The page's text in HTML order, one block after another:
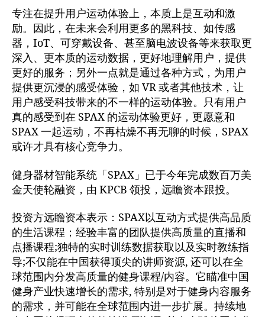
专注在提升用户运动体验上，本质上是互动和激
励。因此，在未来会利用更多的黑科技、如传感
器，IoT、可穿戴设备、甚至脑电波设备等来获取更
深入、更本质的运动数据，更好地理解用户，提供
更好的服务；另外一点就是通过各种方式，为用户
提供更沉浸的感受体验，如 VR 或者其他技术，让
用户感受科技带来的不一样的运动体验。只有用户
真的感受到在 SPAX 的运动体验更好，更愿意和
SPAX 一起运动，不再枯燥不再无聊的时候，SPAX
或许才具有核心竞争力。
健身器材智能系统「SPAX」已于今年完成数百万美
金天使轮融资，由 KPCB 领投，远瞻资本跟投。
投资方远瞻资本表示：SPAX以互动方式提供高品质
的生活课程；经验丰富的团队提供高质量的直播和
点播课程;独特的实时训练数据获取以及实时教练指
导;不仅能在中国获得顶尖的讲师资源, 还可以在全
球范围内分发高质量的健身课程/内容。它瞄准中国
健身产业快速增长的需求, 特别是对于健身内容服务
的需求，并可能在全球范围内进一步扩展。持续地